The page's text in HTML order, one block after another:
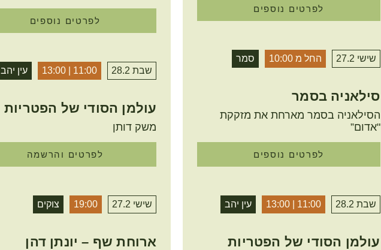
לפרטים נוספים
שישי 27.2 החל מ 10:00 סמר
סילאניה בסמר
הסילאניה בסמר מארחת את מזקקת
"אדום”
לפרטים נוספים
שבת 28.2 11:00 | 13:00 עין יהב
עולמן הסודי של הפטריות
לפרטים נוספים
שבת 28.2 11:00 | 13:00 עין יהב
עולמן הסודי של הפטריות
משק דותן
לפרטים והרשמה
שישי 27.2 19:00 צוקים
ארוחת שף – יונתן דהן